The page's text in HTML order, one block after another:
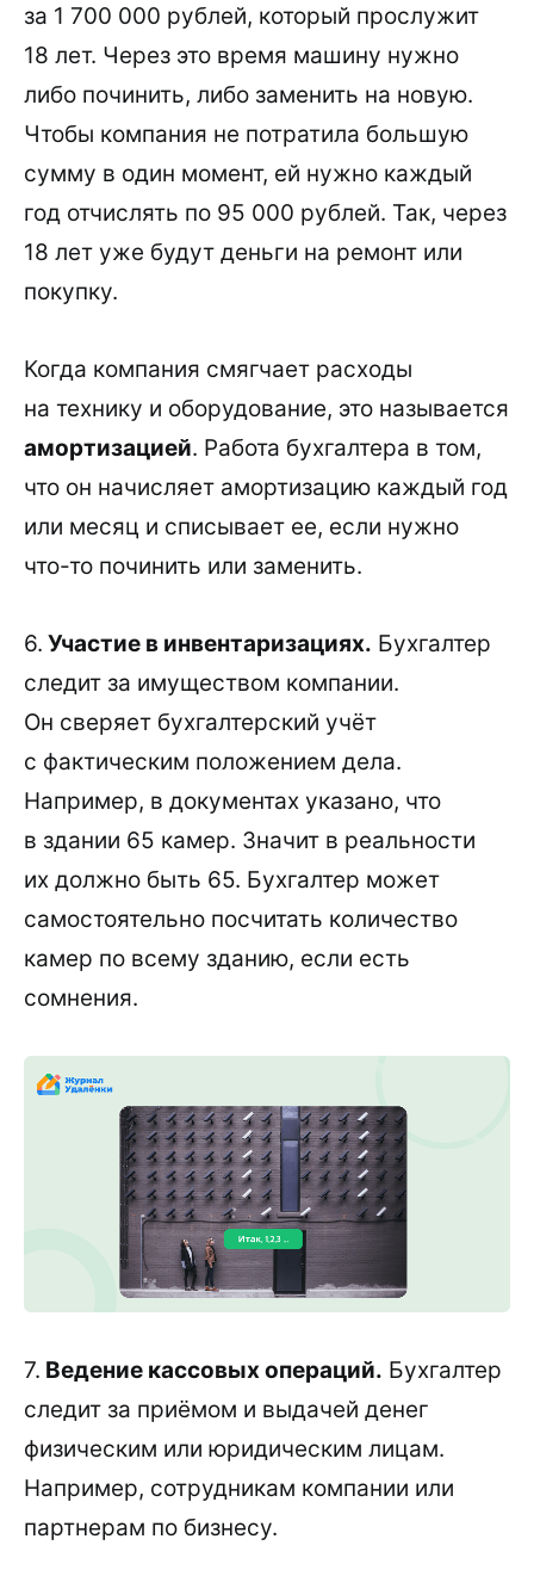
за 1 700 000 рублей, который прослужит
18 лет. Через это время машину нужно
либо починить, либо заменить на новую.
Чтобы компания не потратила большую
сумму в один момент, ей нужно каждый
год отчислять по 95 000 рублей. Так, через
18 лет уже будут деньги на ремонт или
покупку.
Когда компания смягчает расходы
на технику и оборудование, это называется
амортизацией. Работа бухгалтера в том,
что он начисляет амортизацию каждый год
или месяц и списывает ее, если нужно
что-то починить или заменить.
6. Участие в инвентаризациях. Бухгалтер
следит за имуществом компании.
Он сверяет бухгалтерский учёт
с фактическим положением дела.
Например, в документах указано, что
в здании 65 камер. Значит в реальности
их должно быть 65. Бухгалтер может
самостоятельно посчитать количество
камер по всему зданию, если есть
сомнения.
7. Ведение кассовых операций. Бухгалтер
следит за приёмом и выдачей денег
физическим или юридическим лицам.
Например, сотрудникам компании или
партнерам по бизнесу.